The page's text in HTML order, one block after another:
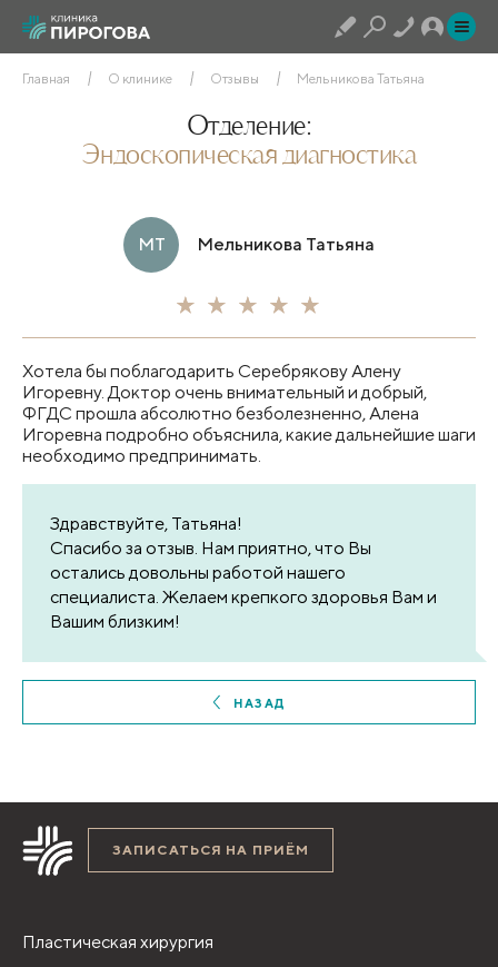
Главная О клинике Отзывы Мельникова Татьяна
Отделение:
Эндоскопическая диагностика
МТ Мельникова Татьяна
Хотела бы поблагодарить Серебрякову Алену
Игоревну. Доктор очень внимательный и добрый,
ФГДС прошла абсолютно безболезненно, Алена
Игоревна подробно объяснила, какие дальнейшие шаги
необходимо предпринимать.
Здравствуйте, Татьяна!
Спасибо за отзыв. Нам приятно, что Вы
остались довольны работой нашего
специалиста. Желаем крепкого здоровья Вам и
Вашим близким!
НАЗАД
ЗАПИСАТЬСЯ НА ПРИЁМ
Пластическая хирургия